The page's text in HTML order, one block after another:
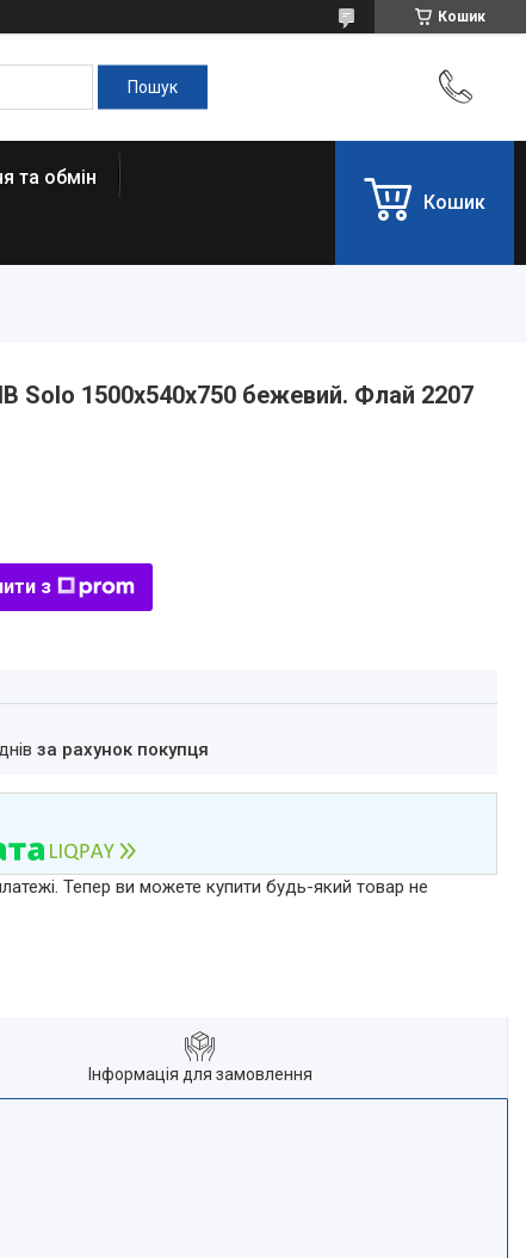
Кошик
та обмін
Кошик
Solo 1500x540x750 бежевий. Флай 2207
з
за рахунок покупця
Тепер ви можете купити будь-який товар не
Інформація для замовлення